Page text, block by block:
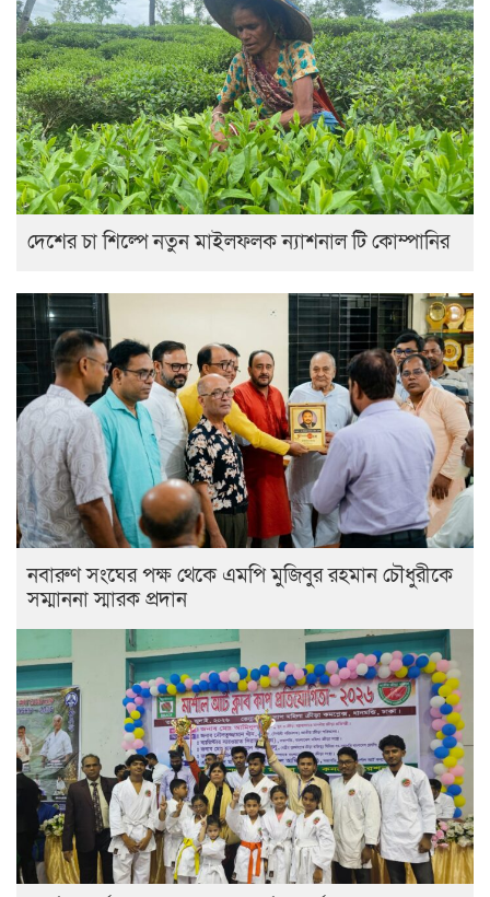
দেশের চা শিল্পে নতুন মাইলফলক ন্যাশনাল টি কোম্পানির
নবারুণ সংঘের পক্ষ থেকে এমপি মুজিবুর রহমান চৌধুরীকে
সম্মাননা স্মারক প্রদান